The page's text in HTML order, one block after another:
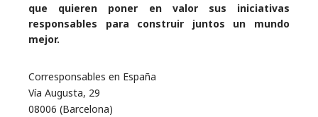
que quieren poner en valor sus iniciativas
responsables para construir juntos un mundo
mejor.
Corresponsables en España
Vía Augusta, 29
08006 (Barcelona)